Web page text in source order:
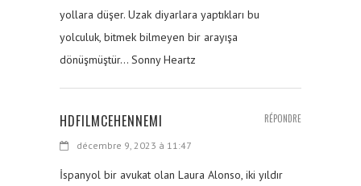
yollara düşer. Uzak diyarlara yaptıkları bu
yolculuk, bitmek bilmeyen bir arayışa
dönüşmüştür… Sonny Heartz
HDFILMCEHENNEMI
décembre 9, 2023 à 11:47
İspanyol bir avukat olan Laura Alonso, iki yıldır
RÉPONDRE